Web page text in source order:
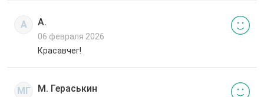
А А.
06 февраля 2026
Красавчег!
МГ М. Гераськин